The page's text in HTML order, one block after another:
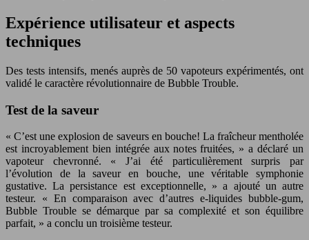
Expérience utilisateur et aspects
techniques
Des tests intensifs, menés auprès de 50 vapoteurs expérimentés, ont
validé le caractère révolutionnaire de Bubble Trouble.
Test de la saveur
« C’est une explosion de saveurs en bouche! La fraîcheur mentholée
est incroyablement bien intégrée aux notes fruitées, » a déclaré un
vapoteur chevronné. « J’ai été particulièrement surpris par
l’évolution de la saveur en bouche, une véritable symphonie
gustative. La persistance est exceptionnelle, » a ajouté un autre
testeur. « En comparaison avec d’autres e-liquides bubble-gum,
Bubble Trouble se démarque par sa complexité et son équilibre
parfait, » a conclu un troisième testeur.